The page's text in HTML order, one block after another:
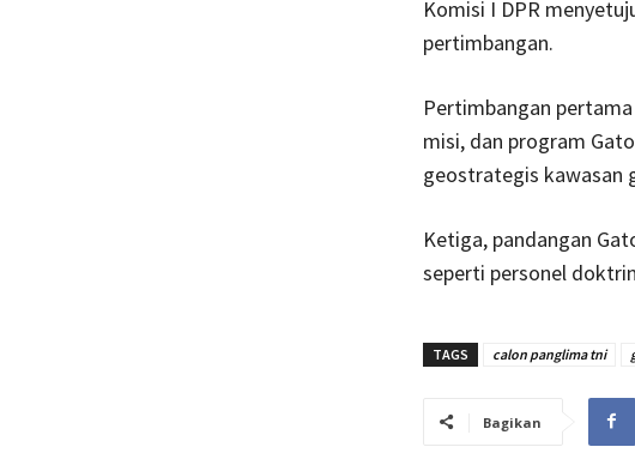
Komisi I DPR
pertimbangan.
Pertimbangan
misi, dan program
geostrategis kawasan
Ketiga, pandangan
seperti personel
TAGS calon panglima tni
Bagikan